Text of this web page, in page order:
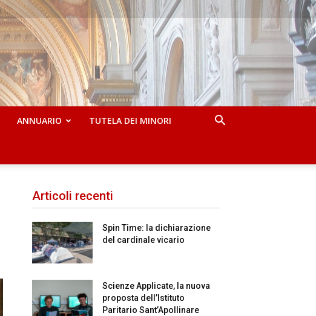
ANNUARIO TUTELA DEI MINORI
Articoli recenti
Spin Time: la dichiarazione
del cardinale vicario
Scienze Applicate, la nuova
proposta dell’Istituto
Paritario Sant’Apollinare